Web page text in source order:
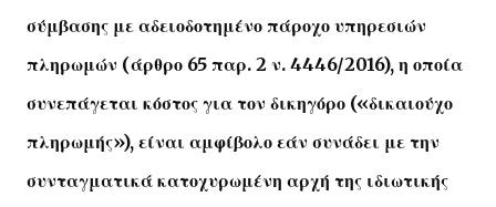
σύμβασης με αδειοδοτημένο πάροχο υπηρεσιών
πληρωμών (άρθρο 65 παρ. 2 ν. 4446/2016), η οποία
συνεπάγεται κόστος για τον δικηγόρο («δικαιούχο
πληρωμής»), είναι αμφίβολο εάν συνάδει με την
συνταγματικά κατοχυρωμένη αρχή της ιδιωτικής